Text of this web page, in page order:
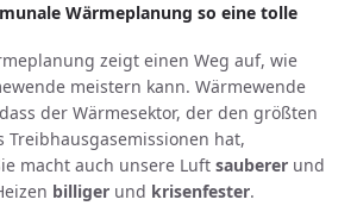
Wärmeplanung so eine tolle
zeigt einen Weg auf, wie
meistern kann. Wärmewende
der Wärmesektor, der den größten
Treibhaus­gas­emissionen hat,
macht auch unsere Luft sauberer und
billiger und krisenfester.